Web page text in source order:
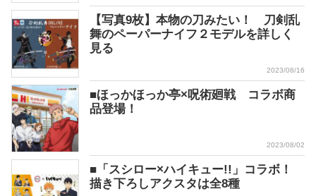
【写真9枚】本物の刀みたい！ 刀剣乱
舞のペーパーナイフ２モデルを詳しく
見る
2023/08/16
■ほっかほっか亭×呪術廻戦 コラボ商
品登場！
2023/08/02
■「スシロー×ハイキュー!!」コラボ！
描き下ろしアクスタは全8種